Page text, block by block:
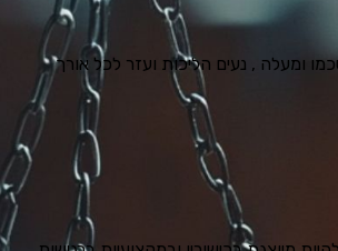
ומעלה , נעים הליכות ועזר לכל אורך